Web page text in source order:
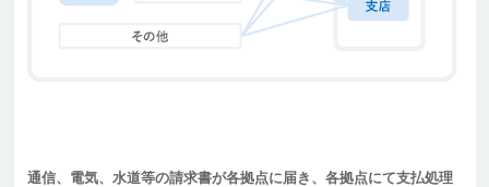
通信、電気、水道等の請求書が各拠点に届き、各拠点にて支払処理